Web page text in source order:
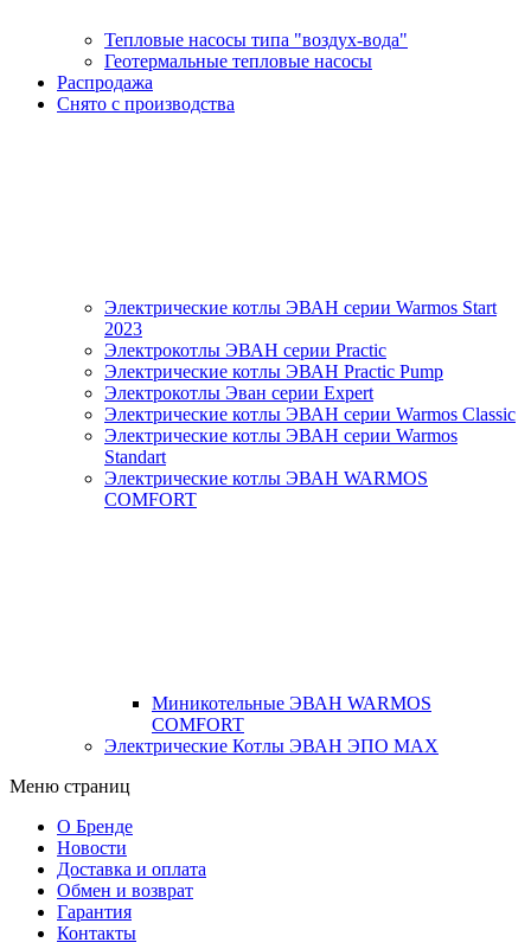
Тепловые насосы типа "воздух-вода"
Геотермальные тепловые насосы
Распродажа
Снято с производства
Электрические котлы ЭВАН серии Warmos Start
2023
Электрокотлы ЭВАН серии Practic
Электрические котлы ЭВАН Practic Pump
Электрокотлы Эван серии Expert
Электрические котлы ЭВАН серии Warmos Classic
Электрические котлы ЭВАН серии Warmos
Standart
Электрические котлы ЭВАН WARMOS
COMFORT
Миникотельные ЭВАН WARMOS
COMFORT
Электрические Котлы ЭВАН ЭПО MAX
Меню страниц
О Бренде
Новости
Доставка и оплата
Обмен и возврат
Гарантия
Контакты